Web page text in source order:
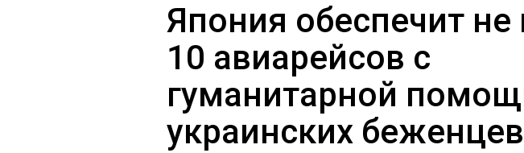
Япония обеспечит не
10 авиарейсов с
гуманитарной
украинских беженцев